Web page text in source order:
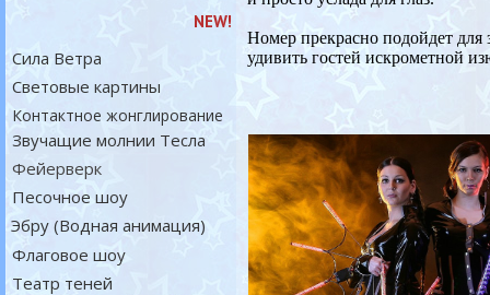
NEW!
Песочное шоу
Фейерверк
Контактное жонглирование
Световые картины
Сила Ветра
Звучащие молнии Тесла
Флаговое шоу
Эбру (Водная анимация)
Театр теней
Номер прекрасно подойдет для
удивить гостей искрометной